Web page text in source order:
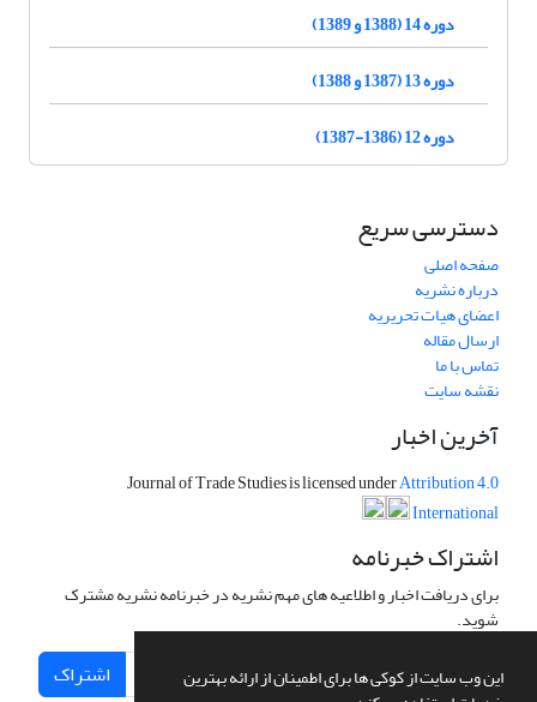
این وب سایت از کوکی ها برای اطمینان از ارائه بهترین
دوره 14 (1388 و 1389)
دوره 13 (1387 و 1388)
دوره 12 (1386-1387)
دسترسی سریع
صفحه اصلی
درباره نشریه
اعضای هیات تحریریه
ارسال مقاله
تماس با ما
نقشه سایت
آخرین اخبار
Journal of Trade Studies is licensed underAttribution 4.0
International
اشتراک خبرنامه
برای دریافت اخبار و اطلاعیه های مهم نشریه در خبرنامه نشریه مشترک
شوید.
اشتراک